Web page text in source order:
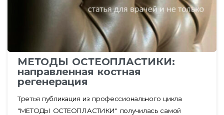
МЕТОДЫ ОСТЕОПЛАСТИКИ:
направленная костная
регенерация
Третья публикация из профессионального цикла
"МЕТОДЫ ОСТЕОПЛАСТИКИ" получилась самой